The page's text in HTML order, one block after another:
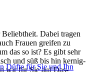
Düfte für Sie und Ihn
Dabei tragen
Frauen greifen zu
das so ist? Es gibt sehr
und süß bis hin kernig-
wir für Sie auf Das-